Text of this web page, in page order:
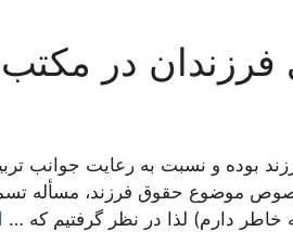
در مكتب
بوده و نسبت به رعایت جوانب
موضوع حقوق فرزند، مسأله
خاطر دارم) لذا در نظر گرفتیم كه …